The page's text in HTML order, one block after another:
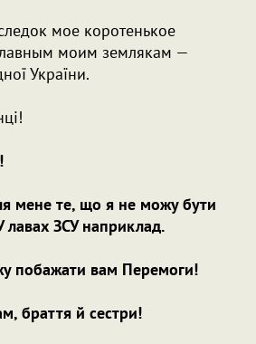
мое коротенькое
моим землякам —
України.
мене те, що я не можу бути
лавах ЗСУ наприклад.
побажати вам Перемоги!
браття й сестри!